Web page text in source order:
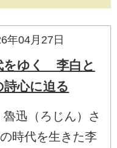
年04月27日
をゆく 李白と
心に迫る
迅（ろじん）さ
時代を生きた李